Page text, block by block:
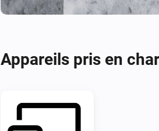
Appareils pris en